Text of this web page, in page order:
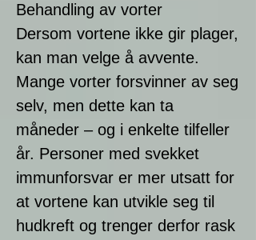
Behandling av vorter
Dersom vortene ikke gir plager,
kan man velge å avvente.
Mange vorter forsvinner av seg
selv, men dette kan ta
måneder – og i enkelte tilfeller
år. Personer med svekket
immunforsvar er mer utsatt for
at vortene kan utvikle seg til
hudkreft og trenger derfor rask